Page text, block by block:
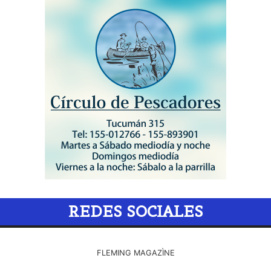
REDES SOCIALES
FLEMING MAGAZÌNE